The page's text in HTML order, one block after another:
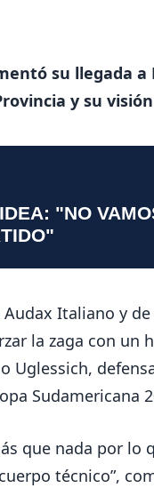
su llegada a
y su
"NO
Italiano y
la zaga con un
Uglessich,
Sudamericana
que nada por lo
técnico”,